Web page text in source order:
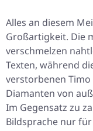
Alles an diesem
Großartigkeit. Die
verschmelzen
Texten, während
verstorbenen Timo
Diamanten von
Im Gegensatz zu
Bildsprache nur